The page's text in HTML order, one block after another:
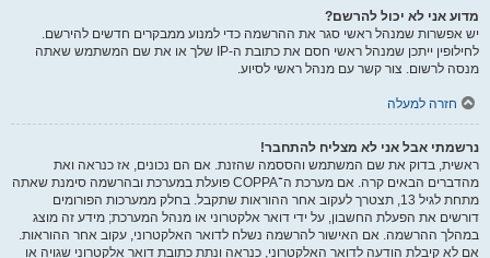
מדוע אני לא יכול להרשם?
יש אפשרות שמנהל ראשי סגר את ההרשמה כדי למנוע ממבקרים חדשים להירשם.
לחילופין ייתכן שמנהל ראשי חסם את כתובת ה-IP שלך או את שם המשתמש שאתה
מנסה לרשום. צור קשר עם מנהל ראשי לסיוע.
חזרה למעלה
נרשמתי אבל אני לא מצליח להתחבר!
ראשית, בדוק את שם המשתמש והססמה שהזנת. אם הם נכונים, אז כנראה ואת
מהדברים הבאים קרה. אם מערכת ה־COPPA פועלת במערכת ובהרשמה סימנת שאתה
מתחת לגיל 13, תצטרך לעקוב אחר ההוראות שתקבל. בחלק ממערכות הפורומים
דורשים את הפעלת החשבון, על ידי דואר אלקטרוני או מנהל המערכת; מידע זה מוצג
במהלך ההרשמה. אם האישור להרשמה נשלח לדואר האלקטרוני, עקוב אחר ההוראות.
אם לא קיבלת הודעה לדואר האלקטרוני, כנראה ונתת כתובת דואר אלקטרוני שגויה או